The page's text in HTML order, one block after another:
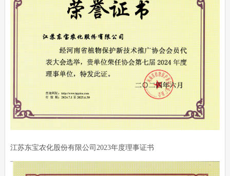
江苏东宝农化股份有限公司2023年度理事证书